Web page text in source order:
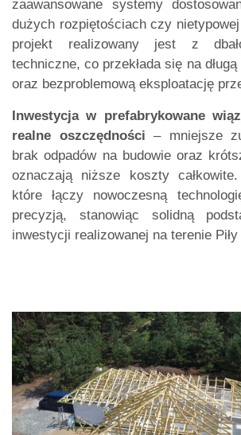
zaawansowane systemy
dużych rozpiętościach czy
projekt realizowany jest z
techniczne, co przekłada się na
oraz bezproblemową eksploatację
Inwestycja w prefabrykowane
realne oszczędności– mniejsze
brak odpadów na budowie oraz
oznaczają niższe koszty
które łączy nowoczesną
precyzją, stanowiąc solidną
inwestycji realizowanej na terenie